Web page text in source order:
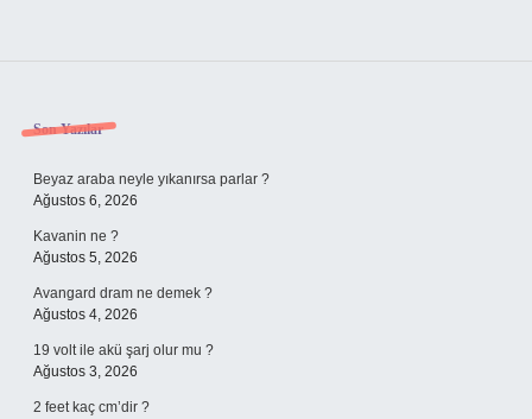
Sidebar
Son Yazılar
Beyaz araba neyle yıkanırsa parlar ?
Ağustos 6, 2026
Kavanin ne ?
Ağustos 5, 2026
Avangard dram ne demek ?
Ağustos 4, 2026
19 volt ile akü şarj olur mu ?
Ağustos 3, 2026
2 feet kaç cm’dir ?